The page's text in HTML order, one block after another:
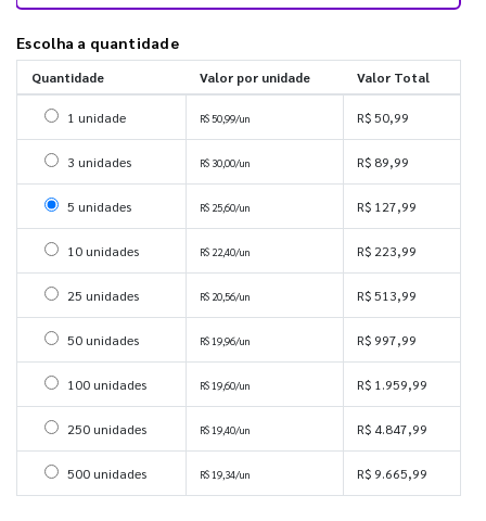
Escolha a quantidade
Quantidade Valor por unidade Valor Total
Selecionar 1 unidade
1 unidade R$ 50,99/un R$ 50,99
Selecionar 3 unidades
3 unidades R$ 30,00/un R$ 89,99
Selecionar 5 unidades
5 unidades R$ 25,60/un R$ 127,99
Selecionar 10 unidades
10 unidades R$ 22,40/un R$ 223,99
Selecionar 25 unidades
25 unidades R$ 20,56/un R$ 513,99
Selecionar 50 unidades
50 unidades R$ 19,96/un R$ 997,99
Selecionar 100 unidades
100 unidades R$ 19,60/un R$ 1.959,99
Selecionar 250 unidades
250 unidades R$ 19,40/un R$ 4.847,99
Selecionar 500 unidades
500 unidades R$ 19,34/un R$ 9.665,99